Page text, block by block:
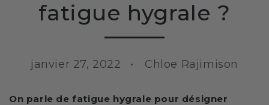
fatigue hygrale ?
janvier 27, 2022 Chloe Rajimison
On parle de fatigue hygrale pour désigner